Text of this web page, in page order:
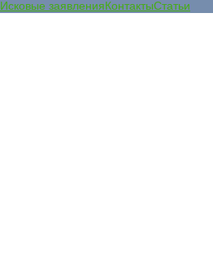
Исковые заявленияКонтактыСтатьи